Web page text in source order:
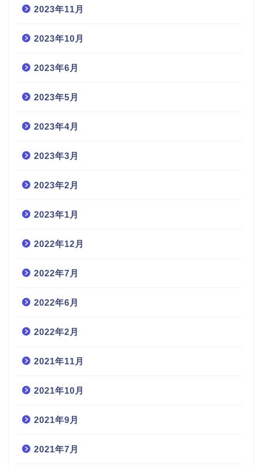
2023年11月
2023年10月
2023年6月
2023年5月
2023年4月
2023年3月
2023年2月
2023年1月
2022年12月
2022年7月
2022年6月
2022年2月
2021年11月
2021年10月
2021年9月
2021年7月